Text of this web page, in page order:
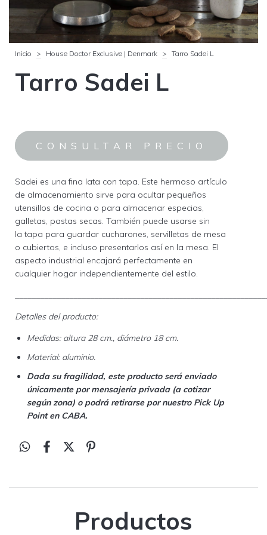
Inicio > House Doctor Exclusive | Denmark > Tarro Sadei L
Tarro Sadei L
Sadei es una fina lata con tapa. Este hermoso artículo
de almacenamiento sirve para ocultar pequeños
utensillos de cocina o para almacenar especias,
galletas, pastas secas. También puede usarse sin
la tapa para guardar cucharones, servilletas de mesa
o cubiertos, e incluso presentarlos así en la mesa. El
aspecto industrial encajará perfectamente en
cualquier hogar independientemente del estilo.
Detalles del producto:
Medidas: altura 28 cm., diámetro 18 cm.
Material: aluminio.
Dada su fragilidad, este producto será enviado
únicamente por mensajería privada (a cotizar
según zona) o podrá retirarse por nuestro Pick Up
Point en CABA.
Productos